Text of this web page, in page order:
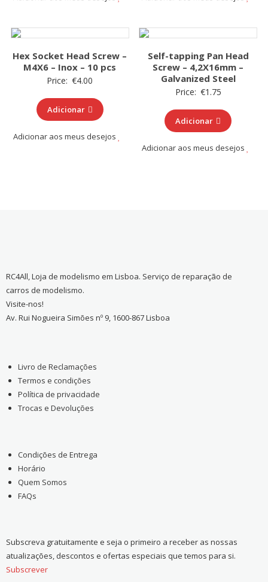
Hex Socket Head Screw –
M4X6 – Inox – 10 pcs
Price: €4.00
Adicionar
Adicionar aos meus desejos
Self-tapping Pan Head
Screw – 4,2X16mm –
Galvanized Steel
Price: €1.75
Adicionar
Adicionar aos meus desejos
RC4All, Loja de modelismo em Lisboa. Serviço de reparação de
carros de modelismo.
Visite-nos!
Av. Rui Nogueira Simões nº 9, 1600-867 Lisboa
Livro de Reclamações
Termos e condições
Política de privacidade
Trocas e Devoluções
Condições de Entrega
Horário
Quem Somos
FAQs
Subscreva gratuitamente e seja o primeiro a receber as nossas
atualizações, descontos e ofertas especiais que temos para si.
Subscrever